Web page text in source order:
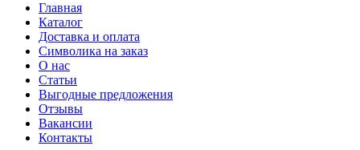
Главная
Каталог
Доставка и оплата
Символика на заказ
О нас
Статьи
Выгодные предложения
Отзывы
Вакансии
Контакты